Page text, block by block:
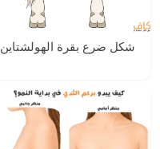
شكل ضرع بقرة الهولشتاين